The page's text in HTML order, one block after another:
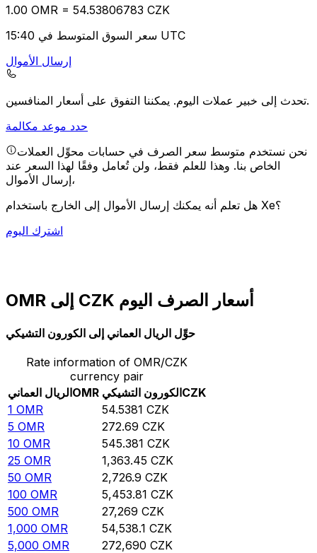
1.00 OMR = 54.53806783 CZK
سعر السوق المتوسط في 15:40 UTC
إرسال الأموال
تحدث إلى خبير عملات اليوم.يمكننا التفوق على أسعار المنافسين.
حدد موعد مكالمة
نحن نستخدم متوسط سعر الصرف في حسابات محوِّل العملات
الخاص بنا. وهذا للعلم فقط، ولن تُعامل وفقًا لهذا السعر عند
إرسال الأموال،
هل تعلم أنه يمكنك إرسال الأموال إلى الخارج باستخدام Xe؟
اشترك اليوم
OMR إلى CZK أسعار الصرف اليوم
حوِّل الريال العماني إلى الكورون التشيكي
Rate information of OMR/CZK
currency pair
الريال العمانيOMR الكورون التشيكيCZK
1 OMR 54.5381 CZK
5 OMR 272.69 CZK
10 OMR 545.381 CZK
25 OMR 1,363.45 CZK
50 OMR 2,726.9 CZK
100 OMR 5,453.81 CZK
500 OMR 27,269 CZK
1,000 OMR 54,538.1 CZK
5,000 OMR 272,690 CZK